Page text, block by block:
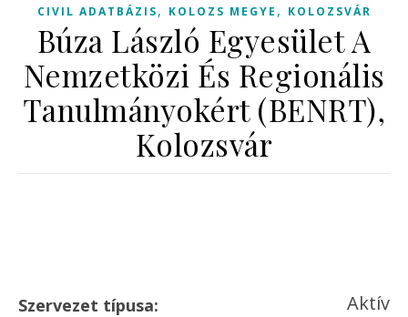
CIVIL ADATBÁZIS, KOLOZS MEGYE , KOLOZSVÁR
Búza László Egyesület A
Nemzetközi És Regionális
Tanulmányokért (BENRT),
Kolozsvár
Szervezet típusa: Aktív